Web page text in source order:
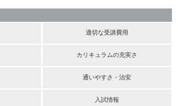
適切な受講費用
カリキュラムの充実さ
通いやすさ・治安
入試情報